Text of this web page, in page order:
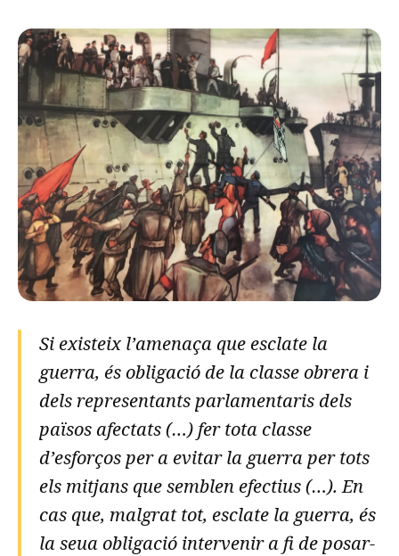
Si existeix l’amenaça que esclate la
guerra, és obligació de la classe obrera i
dels representants parlamentaris dels
països afectats (…) fer tota classe
d’esforços per a evitar la guerra per tots
els mitjans que semblen efectius (…). En
cas que, malgrat tot, esclate la guerra, és
la seua obligació intervenir a fi de posar-